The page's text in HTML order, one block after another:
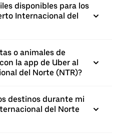
disponibles para los
Internacional del
o animales de
la app de Uber al
del Norte (NTR)?
destinos durante mi
del Norte